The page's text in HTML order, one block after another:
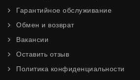
Гарантийное обслуживание
Обмен и возврат
Вакансии
Оставить отзыв
Политика конфиденциальности